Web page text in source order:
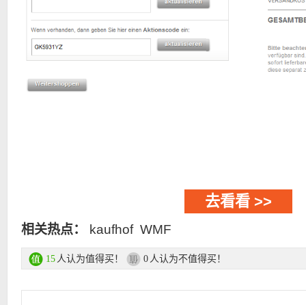
去看看 >>
相关热点： kaufhof WMF
15 人认为值得买！ 0 人认为不值得买！